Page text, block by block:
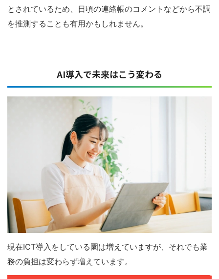
とされているため、日頃の連絡帳のコメントなどから不調
を推測することも有用かもしれません。
AI導入で未来はこう変わる
現在ICT導入をしている園は増えていますが、それでも業
務の負担は変わらず増えています。